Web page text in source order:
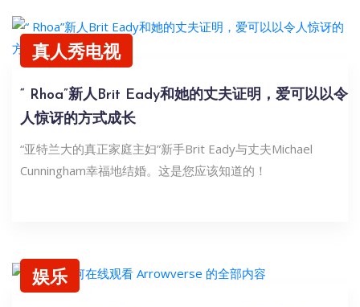
真人秀电视
“ Rhoa”新人Brit Eady和她的丈夫证明，爱可以以令
人惊讶的方式成长
“亚特兰大的真正家庭主妇”新手Brit Eady与丈夫Michael
Cunningham幸福地结婚。这是您应该知道的！
娱乐